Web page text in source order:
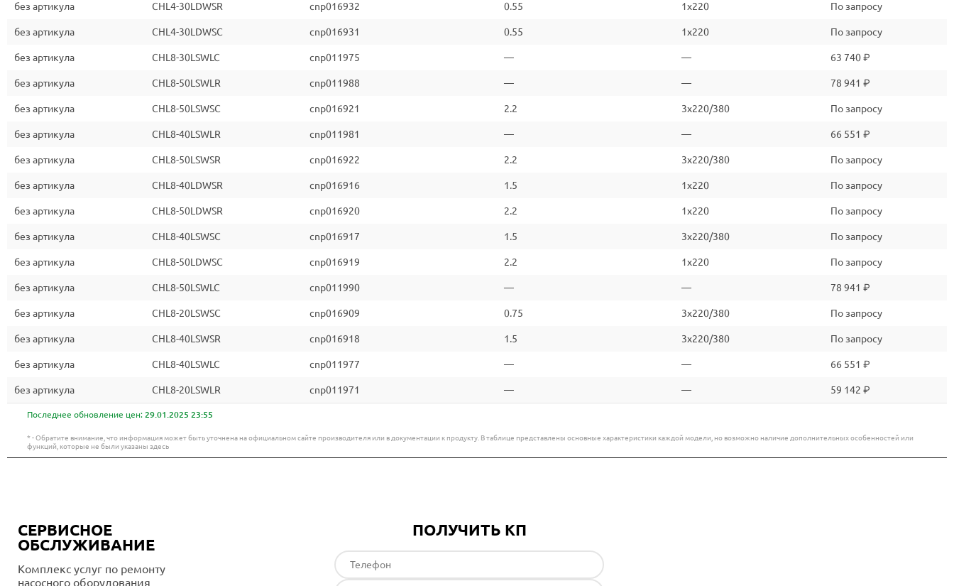
без артикула CHL4-30LDWSR cnp016932 0.55 1x220 По запросу
без артикула CHL4-30LDWSC cnp016931 0.55 1x220 По запросу
без артикула CHL8-30LSWLC cnp011975 — — 63 740 ₽
без артикула CHL8-50LSWLR cnp011988 — — 78 941 ₽
без артикула CHL8-50LSWSC cnp016921 2.2 3x220/380 По запросу
без артикула CHL8-40LSWLR cnp011981 — — 66 551 ₽
без артикула CHL8-50LSWSR cnp016922 2.2 3x220/380 По запросу
без артикула CHL8-40LDWSR cnp016916 1.5 1x220 По запросу
без артикула CHL8-50LDWSR cnp016920 2.2 1x220 По запросу
без артикула CHL8-40LSWSC cnp016917 1.5 3x220/380 По запросу
без артикула CHL8-50LDWSC cnp016919 2.2 1x220 По запросу
без артикула CHL8-50LSWLC cnp011990 — — 78 941 ₽
без артикула CHL8-20LSWSC cnp016909 0.75 3x220/380 По запросу
без артикула CHL8-40LSWSR cnp016918 1.5 3x220/380 По запросу
без артикула CHL8-40LSWLC cnp011977 — — 66 551 ₽
без артикула CHL8-20LSWLR cnp011971 — — 59 142 ₽
Последнее обновление цен: 29.01.2025 23:55
* - Обратите внимание, что информация может быть уточнена на официальном сайте производителя или в документации к продукту. В таблице представлены основные характеристики каждой модели, но возможно наличие дополнительных особенностей или
функций, которые не были указаны здесь
СЕРВИСНОЕ
ОБСЛУЖИВАНИЕ
Комплекс услуг по ремонту
насосного оборудования
ПОЛУЧИТЬ КП